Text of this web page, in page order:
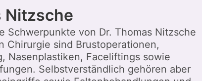
Nitzsche
Schwerpunkte von Dr. Thomas Nitzsche
Chirurgie sind Brustoperationen,
Nasenplastiken, Faceliftings sowie
Selbstverständlich gehören aber